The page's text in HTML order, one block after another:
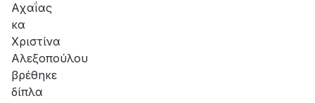
Αχαΐας
κα
Χριστίνα
Αλεξοπούλου
βρέθηκε
δίπλα